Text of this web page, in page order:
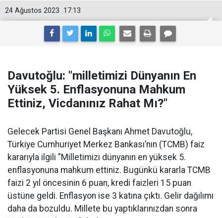
17:13
24 Ağustos 2023
Davutoğlu: "milletimizi Dünyanın En
Yüksek 5. Enflasyonuna Mahkum
Ettiniz, Vicdanınız Rahat Mı?"
Gelecek Partisi Genel Başkanı Ahmet Davutoğlu,
Türkiye Cumhuriyet Merkez Bankası’nın (TCMB) faiz
kararıyla ilgili "Milletimizi dünyanın en yüksek 5.
enflasyonuna mahkum ettiniz. Bugünkü kararla TCMB
faizi 2 yıl öncesinin 6 puan, kredi faizleri 15 puan
üstüne geldi. Enflasyon ise 3 katına çıktı. Gelir dağılımı
daha da bozuldu. Millete bu yaptıklarınızdan sonra